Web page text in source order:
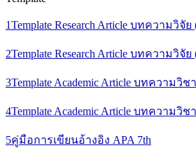
1Template Research Article บทความวิจัย
2Template Research Article บทความวิจัย
3Template Academic Article บทความวิช
4Template Academic Article บทความวิช
5คู่มือการเขียนอ้างอิง APA 7th